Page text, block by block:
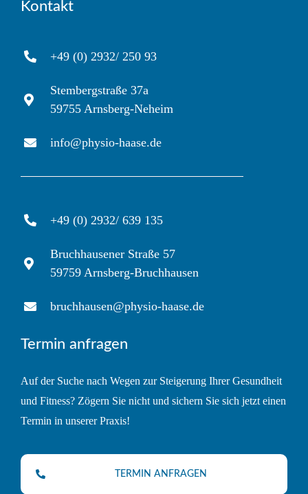
Kontakt
+49 (0) 2932/ 250 93
Stembergstraße 37a
59755 Arnsberg-Neheim
info@physio-haase.de
+49 (0) 2932/ 639 135
Bruchhausener Straße 57
59759 Arnsberg-Bruchhausen
bruchhausen@physio-haase.de
Termin anfragen
Auf der Suche nach Wegen zur Steigerung Ihrer Gesundheit
und Fitness? Zögern Sie nicht und sichern Sie sich jetzt einen
Termin in unserer Praxis!
TERMIN ANFRAGEN